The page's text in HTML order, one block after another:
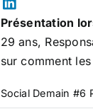
Présentation
29 ans,
sur comment
Social Demain #6